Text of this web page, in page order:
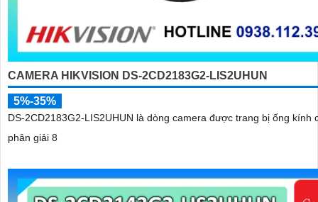
CAMERA HIKVISION DS-2CD2183G2-LIS2UHUN
5%-35%
DS-2CD2183G2-LIS2UHUN là dòng camera được trang bị ống kính
phân giải 8